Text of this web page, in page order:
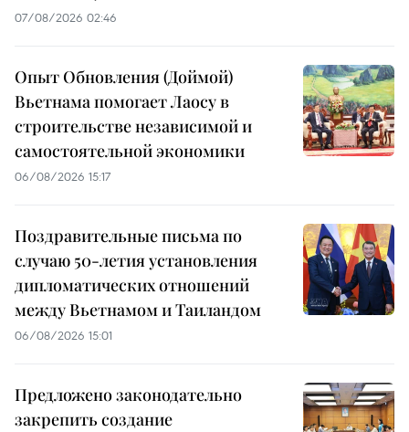
07/08/2026 02:46
Опыт Обновления (Доймой)
Вьетнама помогает Лаосу в
строительстве независимой и
самостоятельной экономики
06/08/2026 15:17
Поздравительные письма по
случаю 50-летия установления
дипломатических отношений
между Вьетнамом и Таиландом
06/08/2026 15:01
Предложено законодательно
закрепить создание